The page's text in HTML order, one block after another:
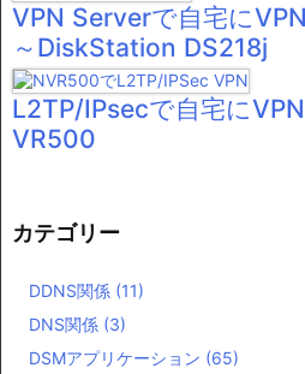
VPN Serverで自宅に
～DiskStation DS218j
L2TP/IPsecで自宅に
VR500
カテゴリー
DDNS関係 (11)
DNS関係 (3)
DSMアプリケーション (65)